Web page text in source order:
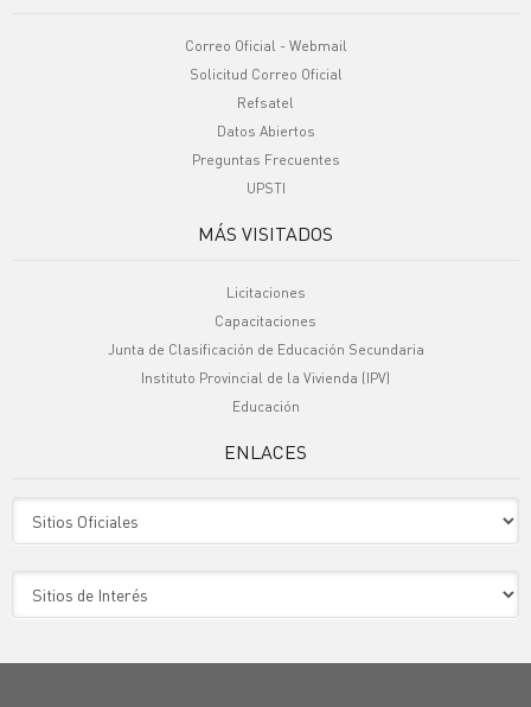
Correo Oficial - Webmail
Solicitud Correo Oficial
Refsatel
Datos Abiertos
Preguntas Frecuentes
UPSTI
MÁS VISITADOS
Licitaciones
Capacitaciones
Junta de Clasificación de Educación Secundaria
Instituto Provincial de la Vivienda (IPV)
Educación
ENLACES